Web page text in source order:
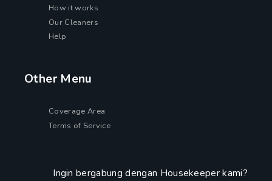
How it works
Our Cleaners
Help
Other Menu
Coverage Area
Terms of Service
Ingin bergabung dengan Housekeeper kami?